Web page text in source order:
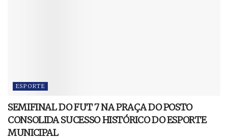
ESPORTE
SEMIFINAL DO FUT 7 NA PRAÇA DO POSTO
CONSOLIDA SUCESSO HISTÓRICO DO ESPORTE
MUNICIPAL